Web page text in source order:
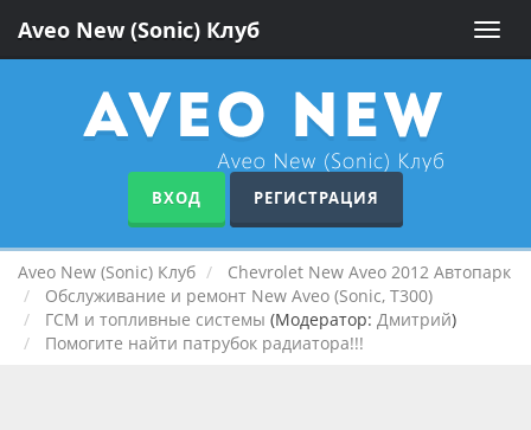
Toggle
Aveo New (Sonic) Клуб
ВХОД РЕГИСТРАЦИЯ
Aveo New (Sonic) Клуб
Chevrolet New Aveo 2012 Автопарк
Обслуживание и ремонт New Aveo (Sonic, T300)
ГСМ и топливные системы (Модератор: Дмитрий)
Помогите найти патрубок радиатора!!!